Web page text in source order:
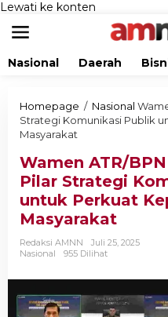
Lewati ke konten
Nasional Daerah
Homepage / Nasional
Strategi Komunikasi Publik
Masyarakat
Wamen ATR/
Pilar Strategi
untuk Perkuat
Masyarakat
Redaksi AMNN
Juli 25, 2025
Nasional
955 Dilihat